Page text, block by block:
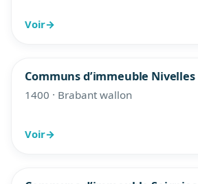
Voir→
Communs d’immeuble Nivelles
1400 · Brabant wallon
Voir→